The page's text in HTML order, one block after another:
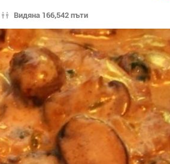
Видяна 166,542 пъти